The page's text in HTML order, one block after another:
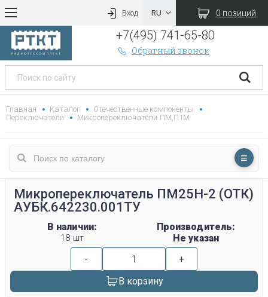
Вход 0 позиций
+7(495) 741-65-80
Обратный звонок
Главная Каталог
Отечественные компоненты
Переключатели
Микропереключатели ПМ,П1М
Микропереключатель ПМ25Н-2 (ОТК)
АУБК.642230.001ТУ
В наличии:
18 шт
Производитель:
Не указан
-
+
В корзину